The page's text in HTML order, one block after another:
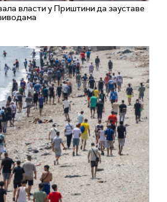
власти у Приштини да зауставе